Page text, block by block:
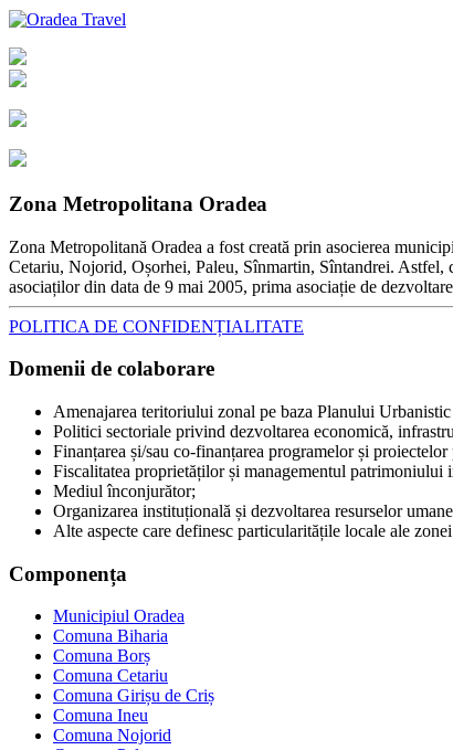
Zona Metropolitana Oradea
Zona Metropolitană Oradea a fost creată prin asocierea
Cetariu, Nojorid, Oșorhei, Paleu, Sînmartin, Sîntandrei. Astfel,
asociaților din data de 9 mai 2005, prima asociație de
POLITICA DE CONFIDENȚIALITATE
Domenii de colaborare
Amenajarea teritoriului zonal pe baza Planului
Politici sectoriale privind dezvoltarea economică,
Finanțarea și/sau co-finanțarea programelor și
Fiscalitatea proprietăților și managementul patrimoniului
Mediul înconjurător;
Organizarea instituțională și dezvoltarea resurselor
Alte aspecte care definesc particularitățile locale ale
Componența
Municipiul Oradea
Comuna Biharia
Comuna Borș
Comuna Cetariu
Comuna Girișu de Criș
Comuna Ineu
Comuna Nojorid